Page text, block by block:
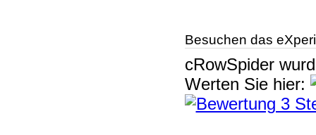
Besuchen das
cRowSpider
Werten Sie hier: